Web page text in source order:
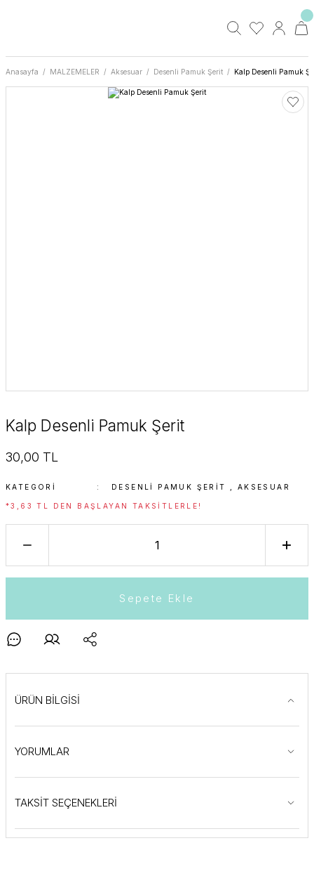
Anasayfa MALZEMELER Aksesuar Desenli Pamuk Şerit Kalp Desenli Pamuk
Kalp Desenli Pamuk Şerit
30,00 TL
KATEGORI DESENLI PAMUK ŞERIT AKSESUAR
*3,63 TL DEN BAŞLAYAN TAKSITLERLE!
Sepete Ekle
ÜRÜN BİLGİSİ
YORUMLAR
TAKSİT SEÇENEKLERİ